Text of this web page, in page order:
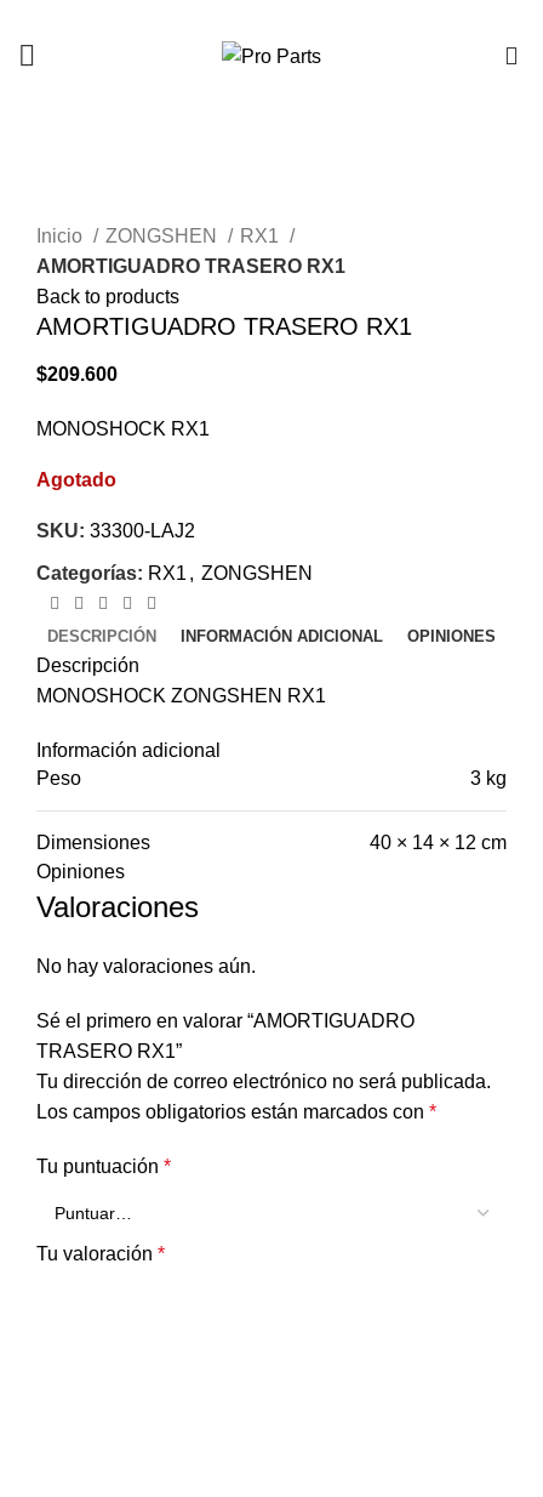
Inicio
ZONGSHEN
RX1
AMORTIGUADRO TRASERO RX1
Back to products
AMORTIGUADRO TRASERO RX1
$209.600
MONOSHOCK RX1
Agotado
SKU: 33300-LAJ2
Categorías: RX1 , ZONGSHEN
DESCRIPCIÓN INFORMACIÓN ADICIONAL OPINIONES
Descripción
MONOSHOCK ZONGSHEN RX1
Información adicional
Peso
3 kg
Dimensiones
40 × 14 × 12 cm
Opiniones
Valoraciones
No hay valoraciones aún.
Sé el primero en valorar “AMORTIGUADRO
TRASERO RX1”
Tu dirección de correo electrónico no será publicada.
Los campos obligatorios están marcados con *
Tu puntuación *
Tu valoración *